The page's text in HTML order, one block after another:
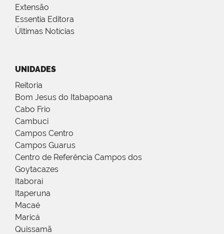
Extensão
Essentia Editora
Últimas Notícias
UNIDADES
Reitoria
Bom Jesus do Itabapoana
Cabo Frio
Cambuci
Campos Centro
Campos Guarus
Centro de Referência Campos dos
Goytacazes
Itaboraí
Itaperuna
Macaé
Maricá
Quissamã